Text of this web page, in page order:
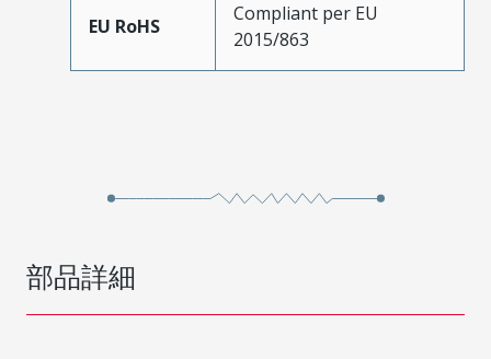
EU RoHS
Compliant per EU
2015/863
部品詳細